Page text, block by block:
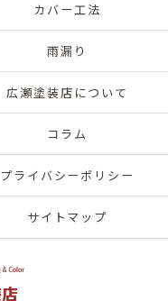
カバー工法
雨漏り
広瀬塗装店について
コラム
プライバシーポリシー
サイトマップ